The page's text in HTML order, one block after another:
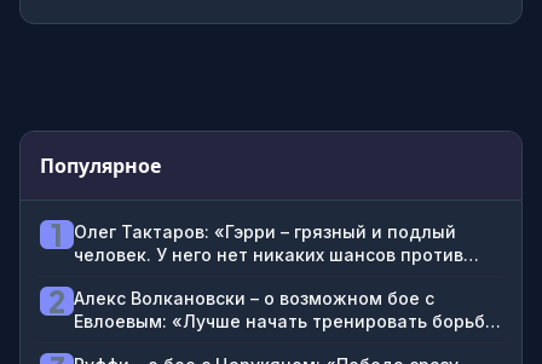
Популярное
1
Олег Тактаров: «Гэрри – грязный и подлый
человек. У него нет никаких шансов против
2 Алекс Волкановски – о возможном бое с
Евлоевым: «Лучше начать тренировать борьбу